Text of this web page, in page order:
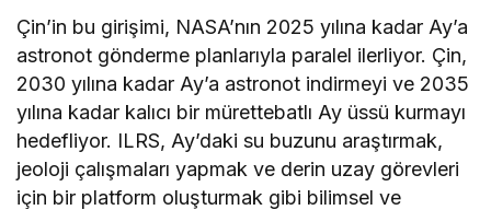
Çin’in bu girişimi, NASA’nın 2025 yılına kadar Ay’a
astronot gönderme planlarıyla paralel ilerliyor. Çin,
2030 yılına kadar Ay’a astronot indirmeyi ve 2035
yılına kadar kalıcı bir mürettebatlı Ay üssü kurmayı
hedefliyor. ILRS, Ay’daki su buzunu araştırmak,
jeoloji çalışmaları yapmak ve derin uzay görevleri
için bir platform oluşturmak gibi bilimsel ve